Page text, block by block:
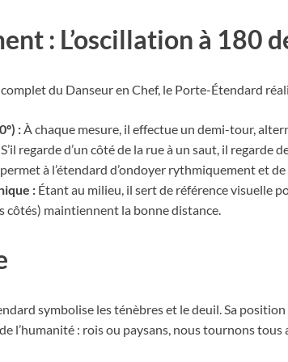
: L’oscillation à 180
du Danseur en Chef, le Porte-Étendard
: À chaque mesure, il effectue un demi-tour,
S’il regarde d’un côté de la rue à un saut, il regarde
à l’étendard d’ondoyer rythmiquement et
: Étant au milieu, il sert de référence visuelle
côtés) maintiennent la bonne distance.
symbolise les ténèbres et le deuil. Sa
l’humanité : rois ou paysans, nous tournons